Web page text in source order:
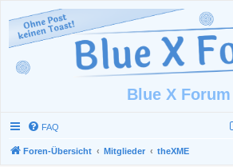
Blue X Forum
FAQ
Foren-Übersicht Mitglieder theXME